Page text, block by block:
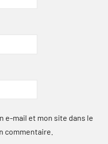
e-mail et mon site dans le
commentaire.